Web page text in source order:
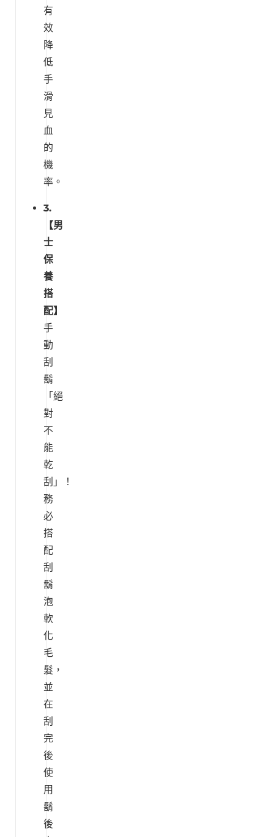
有
效
降
低
手
滑
見
血
的
機
率。
3.
【男
士
保
養
搭
配】
手
動
刮
鬍
「絕
對
不
能
乾
刮」！
務
必
搭
配
刮
鬍
泡
軟
化
毛
髮，
並
在
刮
完
後
使
用
鬍
後